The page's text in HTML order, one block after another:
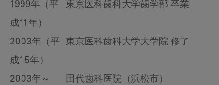
1999年（平
成11年）
東京医科歯科大学歯学部 卒業
2003年（平
成15年）
東京医科歯科大学大学院 修了
2003年～
田代歯科医院（浜松市）